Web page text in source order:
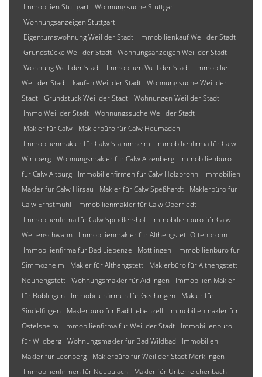
Immobilien Stuttgart Wohnung suche Stuttgart
Wohnungsanzeigen Stuttgart
Eigentumswohnung Weil der Stadt
Immobilienkauf Weil der Stadt
Grundstücke Weil der Stadt Wohnungsanzeigen Weil der Stadt
Wohnung Weil der Stadt
Immobilien Weil der Stadt
Immobilie
Weil der Stadt
kaufen Weil der Stadt Wohnung suche Weil der
Stadt Grundstück Weil der Stadt Wohnungen Weil der Stadt
Immo Weil der Stadt Wohnungssuche Weil der Stadt
Makler für Calw
Maklerbüro für Calw Heumaden
Immobilienmakler für Calw Stammheim
Immobilienfirma für Calw
Wimberg Wohnungsmakler für Calw Alzenberg
Immobilienbüro
für Calw Altburg
Immobilienfirmen für Calw Holzbronn
Immobilien
Makler für Calw Hirsau
Makler für Calw Speßhardt
Maklerbüro für
Calw Ernstmühl
Immobilienmakler für Calw Oberriedt
Immobilienfirma für Calw Spindlershof
Immobilienbüro für Calw
Weltenschwann
Immobilienmakler für Althengstett Ottenbronn
Immobilienfirma für Bad Liebenzell Möttlingen
Immobilienbüro für
Simmozheim
Makler für Althengstett
Maklerbüro für Althengstett
Neuhengstett Wohnungsmakler für Aidlingen
Immobilien Makler
für Böblingen
Immobilienfirmen für Gechingen
Makler für
Sindelfingen
Maklerbüro für Bad Liebenzell
Immobilienmakler für
Ostelsheim
Immobilienfirma für Weil der Stadt
Immobilienbüro
für Wildberg Wohnungsmakler für Bad Wildbad
Immobilien
Makler für Leonberg
Maklerbüro für Weil der Stadt Merklingen
Immobilienfirmen für Neubulach
Makler für Unterreichenbach